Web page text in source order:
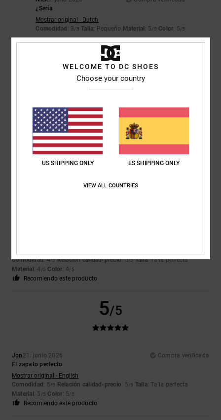
¿Sería
Mostrar original - Dutch
Comodidad : 3/5 Talla: Pequeño Material : 5/5 Color: 5/5
5/5
bonito, ligero, perfecto para el verano
Mostrar original - Français
Comodidad: 5/5 Relación calidad-precio : 5/5 Talla
Recomiendo este producto
4/5
Comodidad: 4/5 Relación calidad-precio: 5/5 Talla: Talla perfecta
Material: 4 /5 Color: 4/5
Recomiendo este producto
5/5
Jon 21. junio 2026
Compra verificada
El zapato perfecto
Mostrar original - English
Comodidad: 5/5 Relación calidad-precio: 5/5 Talla: Talla perfecta
Material: 5 /5 Color: 5/5
Recomiendo este producto
WELCOME TO DC SHOES
Choose your country
US SHIPPING ONLY ES SHIPPING ONLY
VIEW ALL COUNTRIES